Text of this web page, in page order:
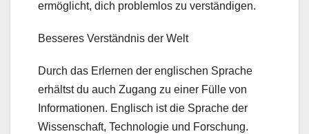
ermöglicht, dich problemlos zu verständigen.
Besseres Verständnis der Welt
Durch das Erlernen der englischen Sprache
erhältst du auch Zugang zu einer Fülle von
Informationen. Englisch ist die Sprache der
Wissenschaft, Technologie und Forschung.